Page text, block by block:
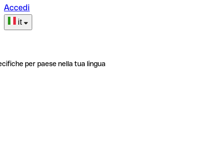
Accedi
it
per paese nella tua lingua